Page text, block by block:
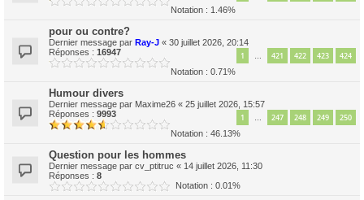
Notation : 1.46%
pour ou contre?
Dernier message par Ray-J « 30 juillet 2026, 20:14
Réponses : 16947 1 … 421 422 423 424
Notation : 0.71%
Humour divers
Dernier message par Maxime26 « 25 juillet 2026, 15:57
Réponses : 9993 1 … 247 248 249 250
Notation : 46.13%
Question pour les hommes
Dernier message par cv_ptitruc « 14 juillet 2026, 11:30
Réponses : 8
Notation : 0.01%